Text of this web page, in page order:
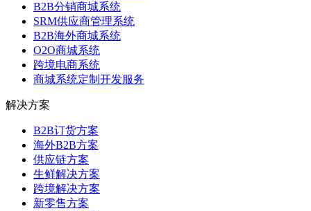
B2B分销商城系统
SRM供应商管理系统
B2B海外商城系统
O2O商城系统
跨境电商系统
商城系统定制开发服务
解决方案
B2B订货方案
海外B2B方案
供应链方案
生鲜解决方案
跨境解决方案
新零售方案